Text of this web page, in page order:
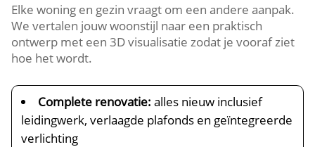
Elke woning en gezin vraagt om een andere aanpak.
We vertalen jouw woonstijl naar een praktisch
ontwerp met een 3D visualisatie zodat je vooraf ziet
hoe het wordt.
Complete renovatie: alles nieuw inclusief
leidingwerk, verlaagde plafonds en geïntegreerde
verlichting